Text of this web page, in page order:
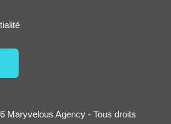
Maryvelous Agency - Tous droits